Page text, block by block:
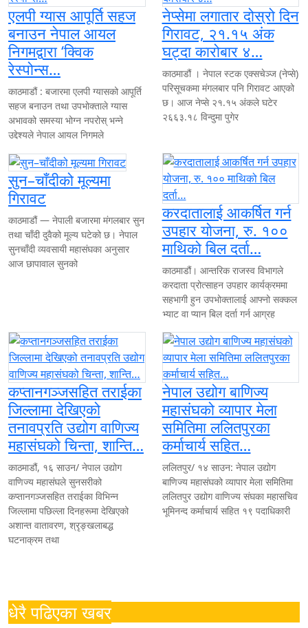
नेदरल्यान्ड्ससँग ५७ रनले पराजित नेपाल, लिग–२ सिरिजका चारै खेलमा
गुरु पूर्णिमामा आइकेओ क्योकुशिनकाई कराते डोजो नखिपोटका
नेपालमा पाटेबाघको संख्या ४२९ पुग्यो, चितवनमा सबैभन्दा धेरै १४५ बाघ
चिकित्सा शिक्षा आयोगको ६ अर्ब ५५ करोडभन्दा बढी बजेट स्वीकृत
शीर्षक: गोपालमान श्रेष्ठप्रति श्रद्धाञ्जली अर्पण गर्न सानेपा पुगे रवि
विश्वकप लिग–२ मा नेपालको चुनौती आज नेदरल्याण्ड्सविरुद्ध, हारको
नारायणी अस्पताल घटनाको विरोधमा देशभरका अस्पतालमा सेवा प्रभावित
मेनपावर कम्पनीबाट ठगिएकालाई २४ लाख क्षतिपूर्ति
कांग्रेस इतर समूहको राष्ट्रिय भेलाका लागि १० नेतालाई तोकियो जिम्मेवारी
नेपाल प्रेस युनियनको १०औँ संघीय महाधिवेशन असोज १७–१८ मा
मुग्लिन–नारायणगढ सडकमा तेस्रोपटक पहिरो, यातायात पुनः अवरुद्ध
दक्षिण जापानमा ७.१ म्याग्निच्युडको भूकम्प
नेपाली कांग्रेसका वरिष्ठ नेता गोपालमान श्रेष्ठको निधन, बुधबार पार्टी
उज्यालो नेपाल पार्टीको निष्कर्ष: सुशासन, हरित विकास र आर्थिक
मानव बेचबिखन नयाँ स्वरूपमा फैलँदै, सामूहिक प्रयास अपरिहार्य : हरिवंश
नीति तथा कार्यक्रम शतप्रतिशत कार्यान्वयन गर्न कार्यवाहक प्रमुख
आज विश्व हेपाटाइटिस दिवस : जनचेतना, परीक्षण र उपचारमा पहुँच
नेप्सेमा ३३.२८ अंकको गिरावट, सबै उपसूचक ओरालो लाग्दा ६ अर्बभन्दा
सुनसरी गोलीकाण्ड छानबिन गर्न गृह मन्त्रालयद्वारा पाँच सदस्यीय समिति
विश्वकप लिग–२: आज नेपाल र नामिबिया आमनेसामने, अघिल्लो हारको
एलपी ग्यास आपूर्ति सहज
बनाउन नेपाल आयल
निगमद्वारा ‘क्विक
रेस्पोन्स…
काठमाडौं : बजारमा एलपी ग्यासको आपूर्ति
सहज बनाउन तथा उपभोक्ताले ग्यास
अभावको समस्या भोग्न नपरोस् भन्ने
उद्देश्यले नेपाल आयल निगमले
नेप्सेमा लगातार दोस्रो दिन
गिरावट, २१.१५ अंक
घट्दा कारोबार ४…
काठमाडौं । नेपाल स्टक एक्सचेञ्ज (नेप्से)
परिसूचकमा मंगलबार पनि गिरावट आएको
छ। आज नेप्से २१.१५ अंकले घटेर
२६६३.१८ विन्दुमा पुगेर
सुन–चाँदीको मूल्यमा
गिरावट
काठमाडौं — नेपाली बजारमा मंगलबार सुन
तथा चाँदी दुवैको मूल्य घटेको छ। नेपाल
सुनचाँदी व्यवसायी महासंघका अनुसार
आज छापावाल सुनको
करदातालाई आकर्षित गर्न
उपहार योजना, रु. १००
माथिको बिल दर्ता…
काठमाडौं। आन्तरिक राजस्व विभागले
करदाता प्रोत्साहन उपहार कार्यक्रममा
सहभागी हुन उपभोक्तालाई आफ्नो सक्कल
भ्याट वा प्यान बिल दर्ता गर्न आग्रह
कप्तानगञ्जसहित तराईका
जिल्लामा देखिएको
तनावप्रति उद्योग वाणिज्य
महासंघको चिन्ता, शान्ति…
काठमाडौं, १६ साउन/ नेपाल उद्योग
वाणिज्य महासंघले सुनसरीको
कप्तानगञ्जसहित तराईका विभिन्न
जिल्लामा पछिल्ला दिनहरूमा देखिएको
अशान्त वातावरण, श्रृङ्खलाबद्ध
घटनाक्रम तथा
नेपाल उद्योग बाणिज्य
महासंघको व्यापार मेला
समितिमा ललितपुरका
कर्माचार्य सहित…
ललितपुर/ १४ साउन: नेपाल उद्योग
बाणिज्य महासंघको व्यापार मेला समितिमा
ललितपुर उद्योग वाणिज्य संघका महासचिव
भूमिनन्द कर्माचार्य सहित १९ पदाधिकारी
धेरै पढिएका खबर